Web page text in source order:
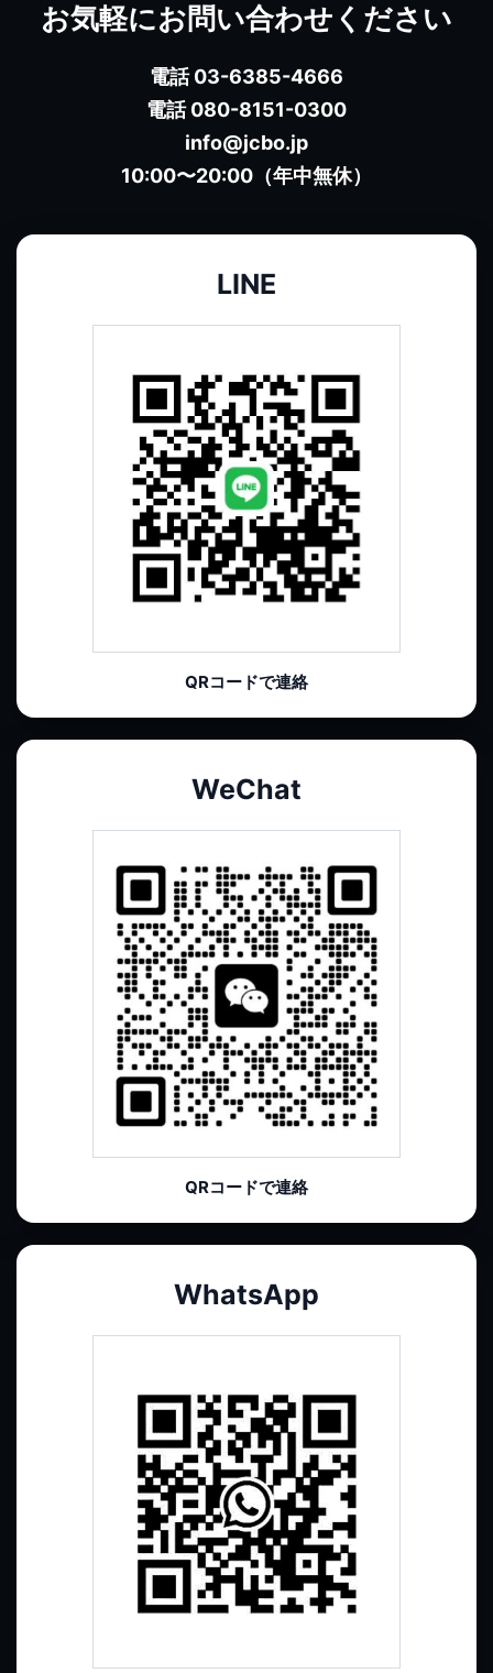
お気軽にお問い合わせください
電話 03-6385-4666
電話 080-8151-0300
info@jcbo.jp
10:00〜20:00（年中無休）
LINE
QRコードで連絡
WeChat
QRコードで連絡
WhatsApp